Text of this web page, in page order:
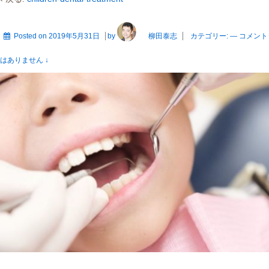
Posted on 2019年5月31日 by 柳田泰志 カテゴリー: — コメント
はありません ↓